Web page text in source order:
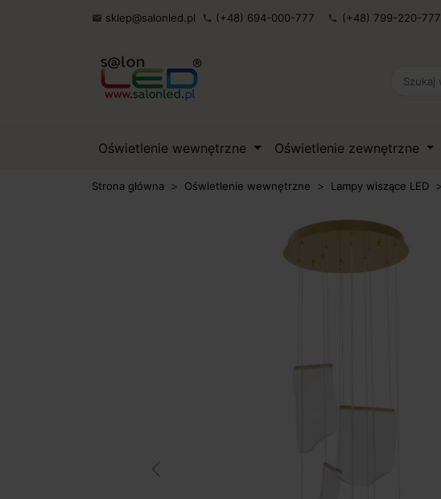
 sklep@salonled.pl phone (+48) 694-000-777 phone (+48) 799-220-777
Oświetlenie wewnętrzne Oświetlenie zewnętrzne
Strona główna Oświetlenie wewnętrzne Lampy wiszące LED